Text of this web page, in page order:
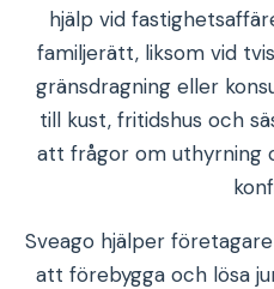
hjälp vid
familjerätt, liksom vid
gränsdragning eller
till kust, fritidshus och
att frågor om uthyrning
Sveago hjälper
att förebygga och lösa